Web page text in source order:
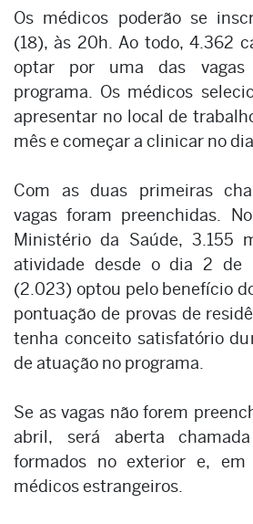
Os médicos poderão se
(18), às 20h. Ao todo, 4.362
optar por uma das
programa. Os médicos
apresentar no local de
mês e começar a clinicar no
Com as duas primeiras
vagas foram preenchidas.
Ministério da Saúde, 3.155
atividade desde o dia 2 de
(2.023) optou pelo benefício
pontuação de provas de
tenha conceito satisfatório
de atuação no programa.
Se as vagas não forem
abril, será aberta
formados no exterior e,
médicos estrangeiros.